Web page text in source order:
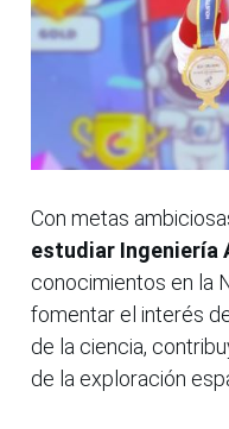
Con metas
estudiar Ingeniería
conocimientos en la
fomentar el interés
de la ciencia,
de la exploración